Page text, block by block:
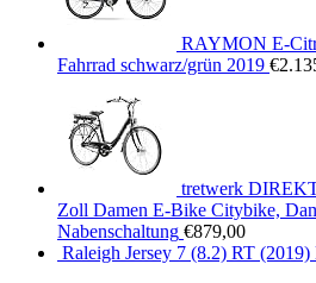
RAYMON E-
Fahrrad schwarz/grün 2019 €
tretwerk
Zoll Damen E-Bike Citybike,
Nabenschaltung €879,00
Raleigh Jersey 7 (8.2) RT